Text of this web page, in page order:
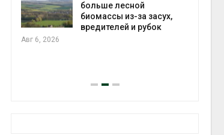
больше лесной
биомассы из-за засух,
вредителей и рубок
Авг 6, 2026